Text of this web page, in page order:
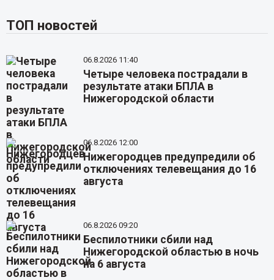
ТОП новостей
06.8.2026 11:40
Четыре человека пострадали в
результате атаки БПЛА в
Нижегородской области
06.8.2026 12:00
Нижегородцев предупредили об
отключениях телевещания до 16
августа
06.8.2026 09:20
Беспилотники сбили над
Нижегородской областью в ночь
на 6 августа